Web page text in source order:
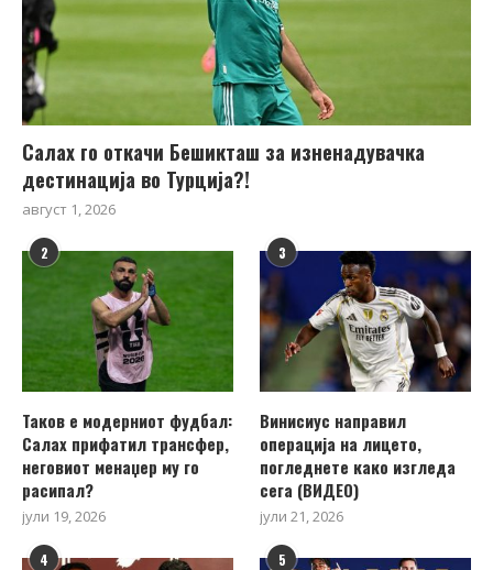
Салах го откачи Бешикташ за изненадувачка
дестинација во Турција?!
август 1, 2026
2
Таков е модерниот фудбал:
Салах прифатил трансфер,
неговиот менаџер му го
расипал?
јули 19, 2026
3
Винисиус направил
операција на лицето,
погледнете како изгледа
сега (ВИДЕО)
јули 21, 2026
4 5